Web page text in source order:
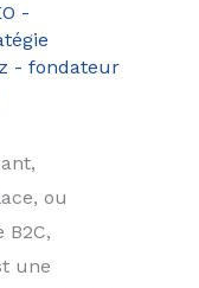
-
- fondateur
ou
B2C,
une